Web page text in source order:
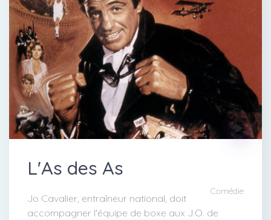
L'As des As
Comédie
Jo Cavalier, entraîneur national, doit
accompagner l'équipe de boxe aux J.O. de